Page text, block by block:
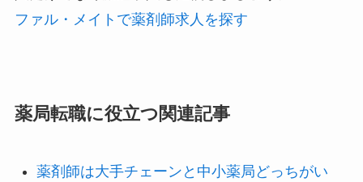
ファル・メイトで薬剤師求人を探す
薬局転職に役立つ関連記事
薬剤師は大手チェーンと中小薬局どっちがい